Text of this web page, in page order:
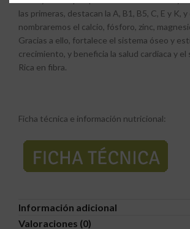
las primeras, destacan la A, B1, B5, C, E y K,
nombraremos el calcio, fósforo, zinc,
Gracias a ello, fortalece el sistema óseo y
crecimiento, y beneficia la salud cardiaca y
Rica en fibra.
Ficha técnica e información nutricional:
Información adicional
Valoraciones (0)